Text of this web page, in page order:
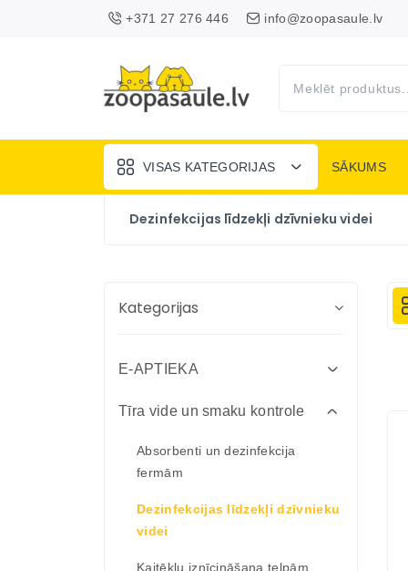
+371 27 276 446 info@zoopasaule.lv
VISAS KATEGORIJAS SĀKUMS
Dezinfekcijas līdzekļi dzīvnieku videi
Kategorijas
E-APTIEKA
Attārpošanas līdzekļi suņiem un
Pretblusu un pretērču līdzekļi
Dabīgie pretblusu un pretērču
Tīra vide un smaku kontrole
Absorbenti un dezinfekcija
fermām
Dezinfekcijas līdzekļi dzīvnieku
videi
Kaitēkļu iznīcināšana telpām